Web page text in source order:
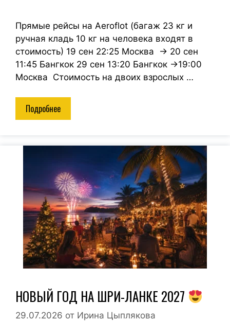
Прямые рейсы на Aeroflot (багаж 23 кг и
ручная кладь 10 кг на человека входят в
стоимость) 19 сен 22:25 Москва → 20 сен
11:45 Бангкок 29 сен 13:20 Бангкок →19:00
Москва Стоимость на двоих взрослых …
Подробнее
НОВЫЙ ГОД НА ШРИ-ЛАНКЕ 2027
29.07.2026 от Ирина Цыплякова